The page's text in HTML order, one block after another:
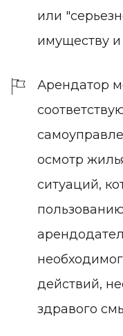
или
имуществу
Арендатор
осмотр
ситуаций,
действий,
здравого